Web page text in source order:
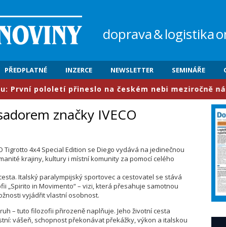
doprava&logistika
PŘEDPLATNÉ INZERCE NEWSLETTER SEMINÁŘE
přineslo na českém nebi meziročně nárůst
značky IVECO
4x4 Special Edition se Diego vydává na jedinečnou
krajiny, kultury i místní komunity za pomocí celého
Italský paralympijský sportovec a cestovatel se stává
„Spirito in Movimento“ – vizi, která přesahuje samotnou
vyjádřit vlastní osobnost.
– tuto filozofii přirozeně naplňuje. Jeho životní cesta
vášeň, schopnost překonávat překážky, výkon a italskou